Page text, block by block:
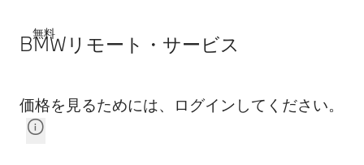
無料
BMWリモート・サービス
価格を見るためには、ログインしてください。